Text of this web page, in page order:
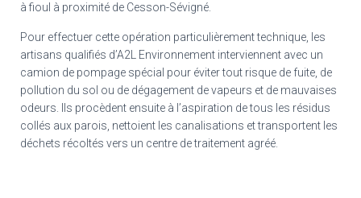
à fioul à proximité de Cesson-Sévigné.
Pour effectuer cette opération particulièrement technique, les
artisans qualifiés d’A2L Environnement interviennent avec un
camion de pompage spécial pour éviter tout risque de fuite, de
pollution du sol ou de dégagement de vapeurs et de mauvaises
odeurs. Ils procèdent ensuite à l’aspiration de tous les résidus
collés aux parois, nettoient les canalisations et transportent les
déchets récoltés vers un centre de traitement agréé.